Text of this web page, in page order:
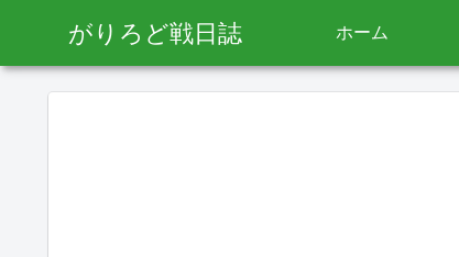
がりろど戦日誌 ホーム